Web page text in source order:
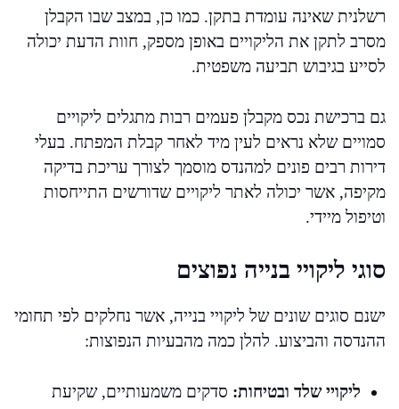
רשלנית שאינה עומדת בתקן. כמו כן, במצב שבו הקבלן
מסרב לתקן את הליקויים באופן מספק, חוות הדעת יכולה
לסייע בגיבוש תביעה משפטית.
גם ברכישת נכס מקבלן פעמים רבות מתגלים ליקויים
סמויים שלא נראים לעין מיד לאחר קבלת המפתח. בעלי
דירות רבים פונים למהנדס מוסמך לצורך עריכת בדיקה
מקיפה, אשר יכולה לאתר ליקויים שדורשים התייחסות
וטיפול מיידי.
סוגי ליקויי בנייה נפוצים
ישנם סוגים שונים של ליקויי בנייה, אשר נחלקים לפי תחומי
ההנדסה והביצוע. להלן כמה מהבעיות הנפוצות:
ליקויי שלד ובטיחות: סדקים משמעותיים, שקיעת